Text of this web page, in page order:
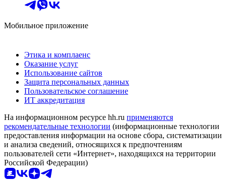
Мобильное приложение
Этика и комплаенс
Оказание услуг
Использование сайтов
Защита персональных данных
Пользовательское соглашение
ИТ аккредитация
На информационном ресурсе hh.ru применяются
рекомендательные технологии (информационные технологии
предоставления информации на основе сбора, систематизации
и анализа сведений, относящихся к предпочтениям
пользователей сети «Интернет», находящихся на территории
Российской Федерации)